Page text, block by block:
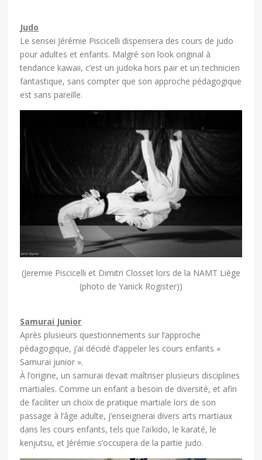
Judo
Le sensei Jérémie Piscicelli dispensera des cours de judo
pour adultes et enfants. Malgré son look original à
tendance kawaii, c’est un judoka hors pair et un technicien
fantastique, sans compter que son approche pédagogique
est sans pareille.
(Jeremie Piscicelli et Dimitri Closset lors de la NAMT Liège
(photo de Yanick Rogister))
Samurai Junior
Après plusieurs questionnements sur l’approche
pédagogique, j’ai décidé d’appeler les cours enfants «
Samurai junior ».
À l’origine, un samurai devait maîtriser plusieurs disciplines
martiales. Comme un enfant a besoin de diversité, et afin
de faciliter un choix de pratique martiale lors de son
passage à l’âge adulte, j’enseignerai divers arts martiaux
dans les cours enfants, tels que l’aïkido, le karaté, le
kenjutsu, et Jérémie s’occupera de la partie judo.